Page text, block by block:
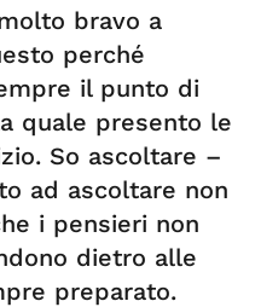
bravo a
perché
il punto di
quale presento le
So ascoltare –
ad ascoltare non
i pensieri non
dietro alle
preparato.